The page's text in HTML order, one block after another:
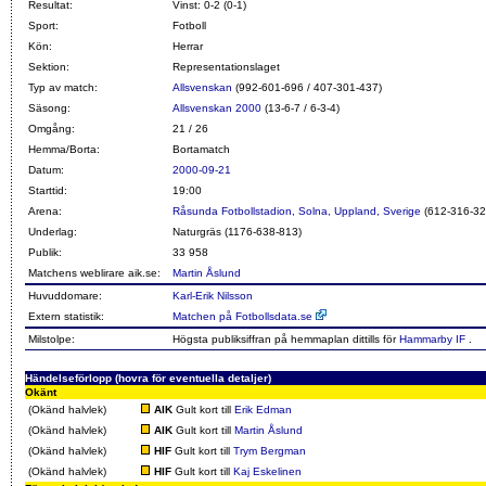
Resultat:
Vinst: 0-2 (0-1)
Sport:
Fotboll
Kön:
Herrar
Sektion:
Representationslaget
Typ av match:
Allsvenskan (992-601-696 / 407-301-437)
Säsong:
Allsvenskan 2000 (13-6-7 / 6-3-4)
Omgång:
21 / 26
Hemma/Borta:
Bortamatch
Datum:
2000-09-21
Starttid:
19:00
Arena:
Råsunda Fotbollstadion, Solna, Uppland, Sverige (612-316-
Underlag:
Naturgräs (1176-638-813)
Publik:
33 958
Matchens weblirare aik.se:
Martin Åslund
Huvuddomare:
Karl-Erik Nilsson
Extern statistik:
Matchen på Fotbollsdata.se
Milstolpe:
Högsta publiksiffran på hemmaplan dittills förHammarby IF
Händelseförlopp (hovra för eventuella detaljer)
Okänt
(Okänd halvlek)
AIK Gult kort till Erik Edman
(Okänd halvlek)
AIK Gult kort till Martin Åslund
(Okänd halvlek)
HIF Gult kort till Trym Bergman
(Okänd halvlek)
HIF Gult kort till Kaj Eskelinen